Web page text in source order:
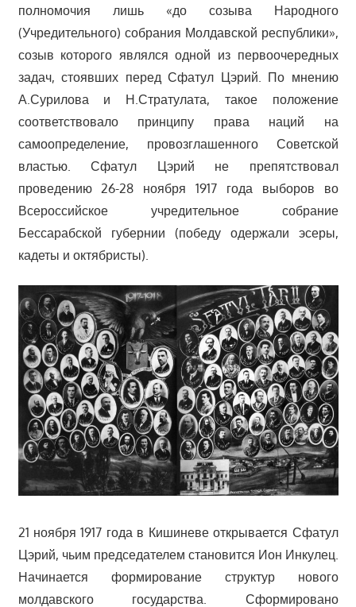
полномочия лишь «до созыва Народного
(Учредительного) собрания Молдавской республики»,
созыв которого являлся одной из первоочередных
задач, стоявших перед Сфатул Цэрий. По мнению
А.Сурилова и Н.Стратулата, такое положение
соответствовало принципу права наций на
самоопределение, провозглашенного Советской
властью. Сфатул Цэрий не препятствовал
проведению 26-28 ноября 1917 года выборов во
Всероссийское учредительное собрание
Бессарабской губернии (победу одержали эсеры,
кадеты и октябристы).
21 ноября 1917 года в Кишиневе открывается Сфатул
Цэрий, чьим председателем становится Ион Инкулец.
Начинается формирование структур нового
молдавского государства. Сформировано